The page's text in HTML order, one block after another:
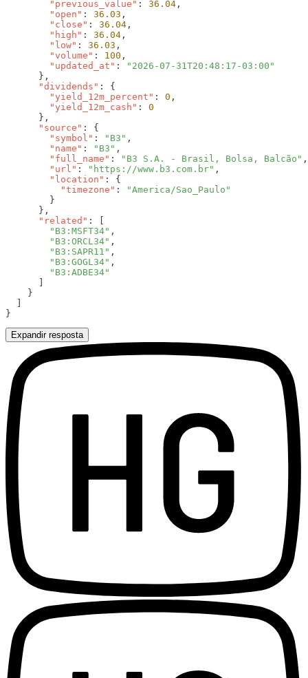
        "previous_value"
: 36.04
        "open"
: 36.03
        "close"
: 36.04
        "high"
: 36.04
        "low"
: 36.03
        "volume"
: 100
        "updated_at"
:
      "dividends"
        "yield_12m_percent"
: 0
        "yield_12m_cash"
:
      "source"
        "symbol"
: "B3"
        "name"
: "B3"
        "full_name"
:
"B3 S.A. - Brasil, Bolsa, Balcão"
        "url"
: "https://www.b3.com.br"
        "location"
          "timezone"
:
      "related"
        "B3:MSFT34"
        "B3:ORCL34"
        "B3:SAPR11"
        "B3:GOGL34"
Expandir resposta